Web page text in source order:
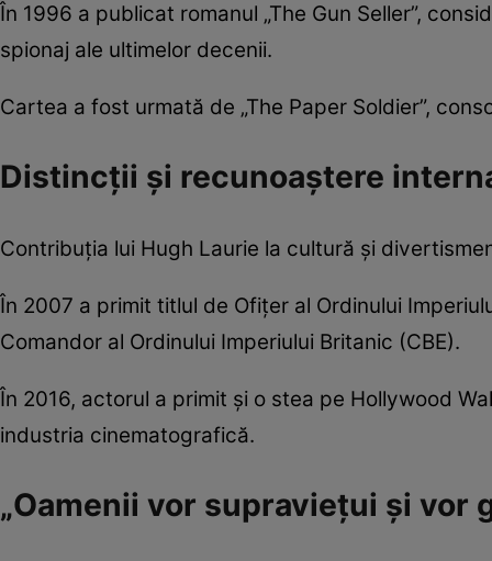
În 1996 a publicat romanul „The Gun Seller”,
spionaj ale ultimelor decenii.
Cartea a fost urmată de „The Paper Soldier”,
Distincții și recunoaștere
Contribuția lui Hugh Laurie la cultură și
În 2007 a primit titlul de Ofițer al Ordinului
Comandor al Ordinului Imperiului Britanic (CBE).
În 2016, actorul a primit și o stea pe Hollywood
industria cinematografică.
„Oamenii vor supraviețui și vor